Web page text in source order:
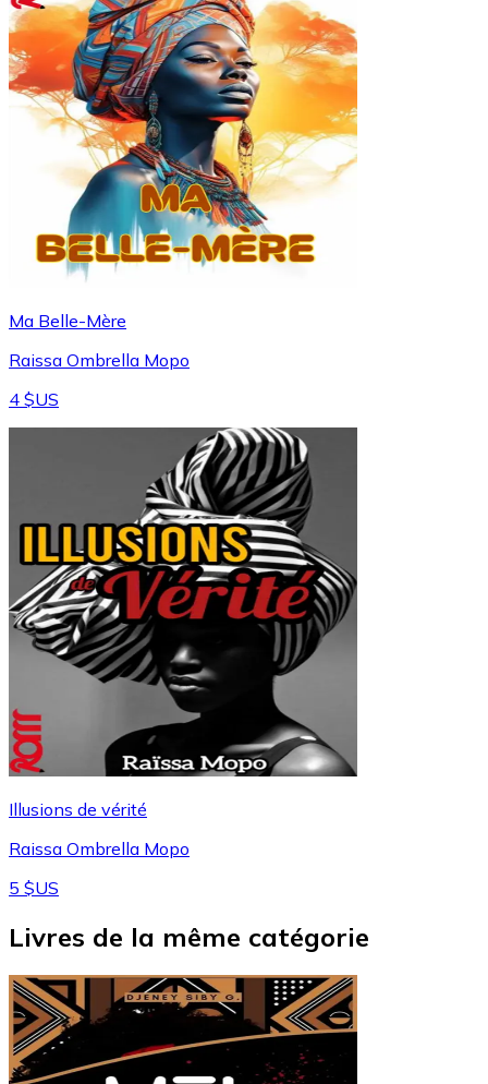
Ma Belle-Mère
Raissa Ombrella Mopo
4 $US
Illusions de vérité
Raissa Ombrella Mopo
5 $US
Livres de la même catégorie